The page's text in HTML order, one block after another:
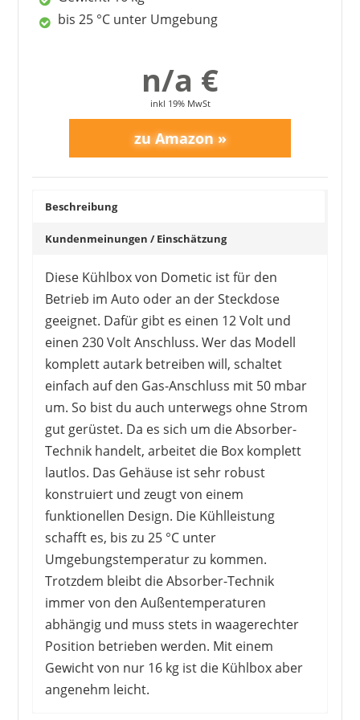
Lüfter brummen
bis 25 °C unter Umgebung
n/a €
inkl 19% MwSt
Beschreibung
Kundenmeinungen / Einschätzung
Diese Kühlbox von Dometic ist für den
Betrieb im Auto oder an der Steckdose
geeignet. Dafür gibt es einen 12 Volt und
einen 230 Volt Anschluss. Wer das Modell
komplett autark betreiben will, schaltet
einfach auf den Gas-Anschluss mit 50 mbar
um. So bist du auch unterwegs ohne Strom
gut gerüstet. Da es sich um die Absorber-
Technik handelt, arbeitet die Box komplett
lautlos. Das Gehäuse ist sehr robust
konstruiert und zeugt von einem
funktionellen Design. Die Kühlleistung
schafft es, bis zu 25 °C unter
Umgebungstemperatur zu kommen.
Trotzdem bleibt die Absorber-Technik
immer von den Außentemperaturen
abhängig und muss stets in waagerechter
Position betrieben werden. Mit einem
Gewicht von nur 16 kg ist die Kühlbox aber
angenehm leicht.